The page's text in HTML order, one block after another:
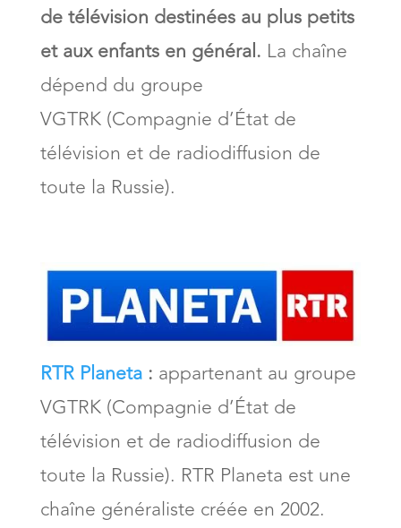
de télévision destinées au plus petits
et aux enfants en général. La chaîne
dépend du groupe
VGTRK (Compagnie d’État de
télévision et de radiodiffusion de
toute la Russie).
RTR Planeta: appartenant au groupe
VGTRK (Compagnie d’État de
télévision et de radiodiffusion de
toute la Russie). RTR Planeta est une
chaîne généraliste créée en 2002.